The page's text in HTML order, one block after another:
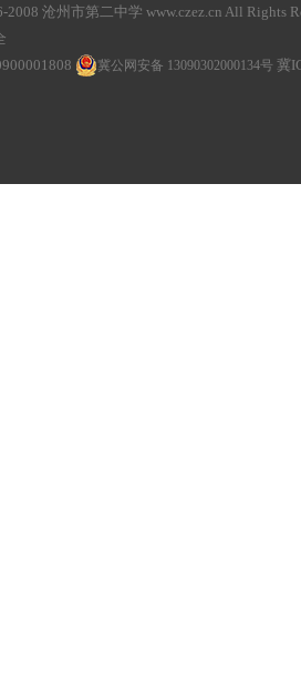
2008 沧州市第二中学 www.czez.cn All Rights
冀公网安备 13090302000134号 冀